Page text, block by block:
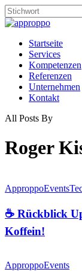
Skip
to
main
content
Close
Menu
Startseite
Services
Kompetenzen
Referenzen
Unternehmen
Kontakt
All Posts By
Roger
ApproppoEvents
☕ Rückblick
Koffein!
ApproppoEvents